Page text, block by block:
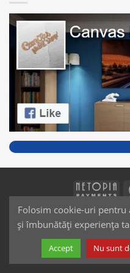
SAIKO MEDIA & SIGNS
Folosim cookie-uri pentru
și îmbunătăți experiența
Accept Nu sunt